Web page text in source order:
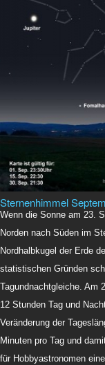
Sternenhimmel
Wenn die Sonne am 23.
Norden nach Süden im
Nordhalbkugel der Erde
statistischen Gründen
Tagundnachtgleiche. Am
12 Stunden Tag und
Veränderung der
Minuten pro Tag und
für Hobbyastronomen